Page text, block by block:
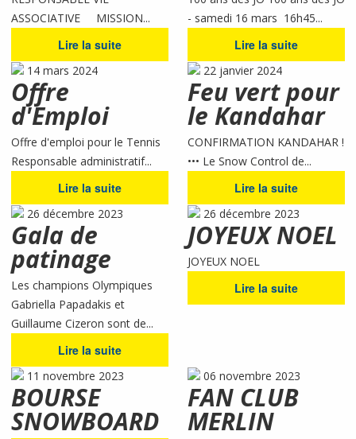
ASSOCIATIVE MISSION...
Lire la suite
- samedi 16 mars 16h45...
Lire la suite
14 mars 2024
Offre
d'Emploi
Offre d'emploi pour le Tennis
Responsable administratif...
Lire la suite
22 janvier 2024
Feu vert pour
le Kandahar
CONFIRMATION KANDAHAR !
••• Le Snow Control de...
Lire la suite
26 décembre 2023
Gala de
patinage
Les champions Olympiques
Gabriella Papadakis et
Guillaume Cizeron sont de...
Lire la suite
26 décembre 2023
JOYEUX NOEL
JOYEUX NOEL
Lire la suite
11 novembre 2023
BOURSE
SNOWBOARD
06 novembre 2023
FAN CLUB
MERLIN